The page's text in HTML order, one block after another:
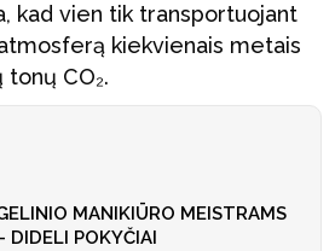
kad vien tik transportuojant
kiekvienais metais
CO₂.
MANIKIŪRO MEISTRAMS
DIDELI POKYČIAI